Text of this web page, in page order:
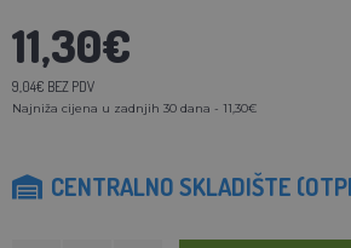
11,30€
9,04€ BEZ PDV
Najniža cijena u zadnjih 30 dana - 11,30€
CENTRALNO SKLADIŠTE